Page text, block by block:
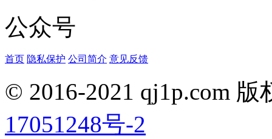
公众号
首页 隐私保护 公司简介 意见反馈
© 2016-2021 qj1p.com
17051248号-2